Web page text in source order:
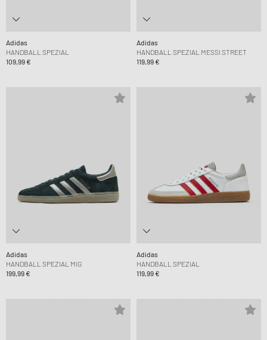
Adidas
HANDBALL SPEZIAL
109,99 €
Adidas
HANDBALL SPEZIAL MESSI STREET
119,99 €
Adidas
HANDBALL SPEZIAL MIG
199,99 €
Adidas
HANDBALL SPEZIAL
119,99 €